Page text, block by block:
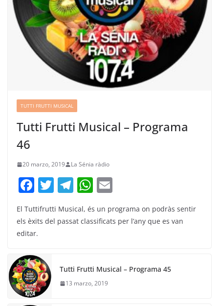
TUTTI FRUTTI MUSICAL
Tutti Frutti Musical – Programa
46
20 marzo, 2019 La Sénia ràdio
F
a
c
e
o
o
k
T
w
itt
er
T
el
e
m
W
at
p
p
ai
El Tuttifrutti Musical, és un programa on podràs sentir
els èxits del passat classificats per l’any que es van
editar.
Tutti Frutti Musical – Programa 45
13 marzo, 2019